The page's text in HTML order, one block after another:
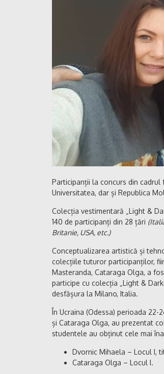
Participanții la concurs din
Universitatea, dar și Republica
Colecția vestimentară „Light &
140 de participanți din 28 țări
Britanie, USA, etc.)
Conceptualizarea artistică și
colecțiile tuturor participanților,
Masteranda, Cataraga Olga, a
participe cu colecția „Light &
desfășura la Milano, Italia.
În Ucraina (Odessa) perioada
și Cataraga Olga, au prezentat
studentele au obținut cele mai
Dvornic Mihaela – Locul I,
Cataraga Olga – Locul I.